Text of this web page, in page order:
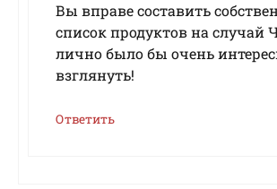
Вы вправе составить
список продуктов на случай
лично было бы очень
взглянуть!
Ответить